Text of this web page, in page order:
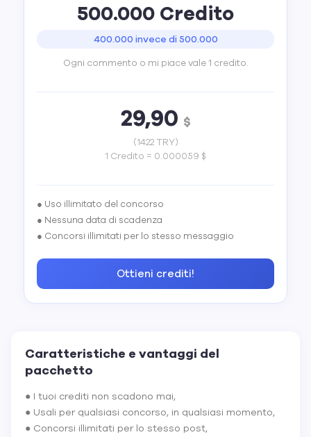
500.000 Credito
400.000 invece di 500.000
Ogni commento o mi piace vale 1 credito.
29,90 $
(1422 TRY)
1 Credito = 0.000059 $
● Uso illimitato del concorso
● Nessuna data di scadenza
● Concorsi illimitati per lo stesso messaggio
Ottieni crediti!
Caratteristiche e vantaggi del
pacchetto
● I tuoi crediti non scadono mai,
● Usali per qualsiasi concorso, in qualsiasi momento,
● Concorsi illimitati per lo stesso post,